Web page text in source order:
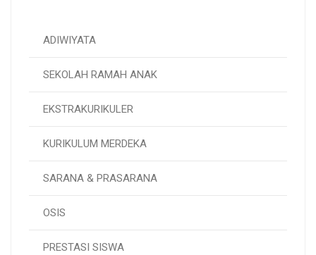
ADIWIYATA
SEKOLAH RAMAH ANAK
EKSTRAKURIKULER
KURIKULUM MERDEKA
SARANA & PRASARANA
OSIS
PRESTASI SISWA